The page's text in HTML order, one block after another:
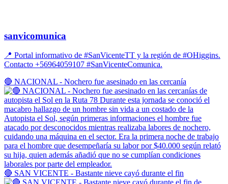
sanvicomunica
📍 Portal informativo de #SanVicenteTT y la región de #OHiggins.
Contacto +56964059107 #SanVicenteComunica.
🔴 NACIONAL - Nochero fue asesinado en las cercanía
🔴 SAN VICENTE - Bastante nieve cayó durante el fin